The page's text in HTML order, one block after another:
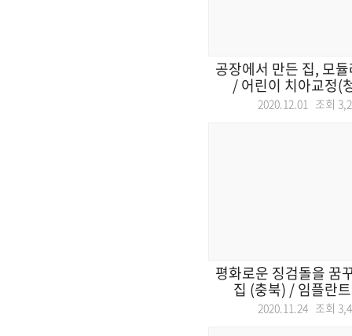
공장에서 만든 집, 모
/ 어린이 치아교정(
2020.12.01 조회
평화로운 징검돌을 꿈
집 (충북) / 임플란
2020.11.24 조회